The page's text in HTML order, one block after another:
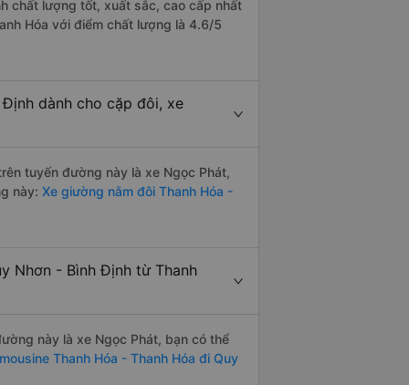
chất lượng tốt, xuất sắc, cao cấp nhất
Hóa với điểm chất lượng là 4.6/5
dành cho cặp đôi, xe
tuyến đường này là xe Ngọc Phát,
này: Xe giường nằm đôi Thanh Hóa -
Nhơn - Bình Định từ Thanh
này là xe Ngọc Phát, bạn có thể
Thanh Hóa - Thanh Hóa đi Quy